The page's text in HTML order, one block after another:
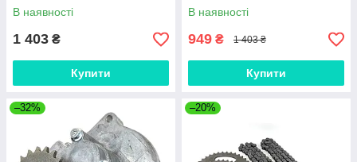
В наявності
1 403 ₴
Купити
В наявності
949 ₴ 1 403 ₴
Купити
–32% –20%